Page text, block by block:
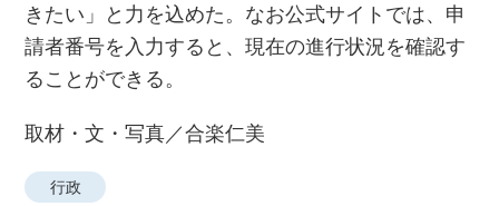
きたい」と力を込めた。なお公式サイトでは、申
請者番号を入力すると、現在の進行状況を確認す
ることができる。
取材・文・写真／合楽仁美
行政